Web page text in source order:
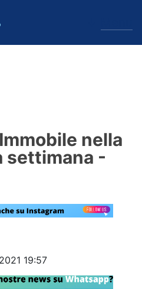
nella
settimana -
19:57